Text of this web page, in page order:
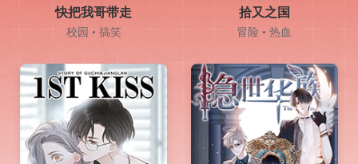
快把我哥带走
校园 • 搞笑
拾又之国
冒险 • 热血